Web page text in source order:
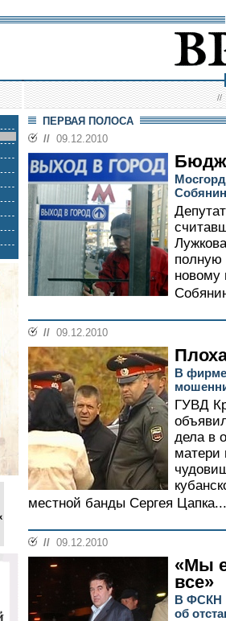
//
ПЕРВАЯ ПОЛОСА
// 09.12.2010
полную
новому
// 09.12.2010
В
ГУВД
дела в
матери
местной банды Сергея Цапка...
// 09.12.2010
«Мы
все»
В ФСКН
об